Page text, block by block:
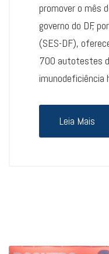
promover o mês
governo do DF,
(SES-DF),
700 autotestes
Leia Mais